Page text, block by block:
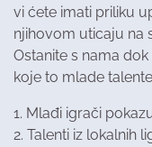
vi ćete imati priliku
njihovom uticaju na
Ostanite s nama
koje to mlade
1. Mlađi igrači
2. Talenti iz lokalnih